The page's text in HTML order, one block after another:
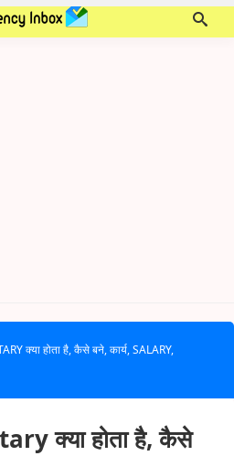
क्या होता है, कैसे बने, कार्य, SALARY,
क्या होता है, कैसे